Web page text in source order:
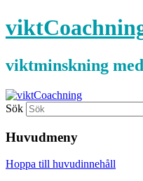
viktminskning med
Sök
Huvudmeny
Hoppa till huvudinnehåll